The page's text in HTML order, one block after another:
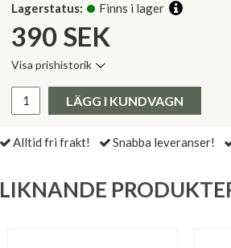
Lagerstatus: Finns i lager
390 SEK
Visa prishistorik
Pris:
LÄGG I KUNDVAGN
Alltid fri frakt! Snabba leveranser!
LIKNANDE